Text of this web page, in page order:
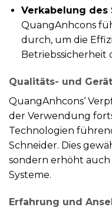
Verkabelung des
QuangAnhcons
durch, um die
Betriebssicherheit
Qualitäts- und
QuangAnhcons‘
der Verwendung
Technologien
Schneider. Dies
sondern erhöht
Systeme.
Erfahrung und